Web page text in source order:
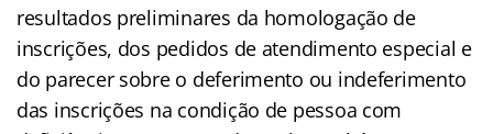
resultados preliminares da homologação de
inscrições, dos pedidos de atendimento especial e
do parecer sobre o deferimento ou indeferimento
das inscrições na condição de pessoa com